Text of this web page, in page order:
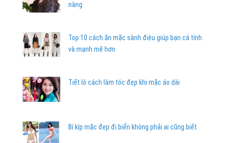
nàng
Top 10 cách ăn mặc sành điệu giúp bạn cá tính
và mạnh mẽ hơn
Tiết lộ cách làm tóc đẹp khi mặc áo dài
Bí kíp mặc đẹp đi biển không phải ai cũng biết